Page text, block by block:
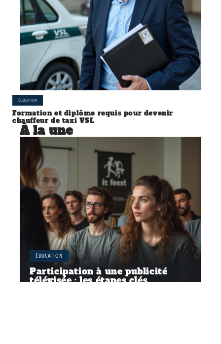
ÉDUCATION
Formation et diplôme requis pour devenir
chauffeur de taxi VSL
À la une
ÉDUCATION
Participation à une publicité
télévisée : les étapes clés